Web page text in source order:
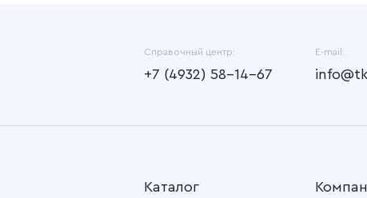
Справочный центр:
+7 (4932) 58-14-67
E-mail:
Каталог